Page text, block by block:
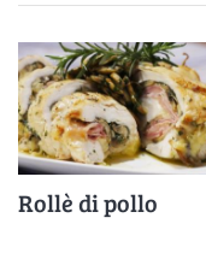
Rollè di pollo